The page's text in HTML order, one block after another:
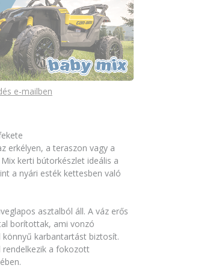
e-mailben
erkélyen, a teraszon vagy a
kerti bútorkészlet ideális a
a nyári esték kettesben való
asztalból áll. A váz erős
borítottak, ami vonzó
karbantartást biztosít.
a fokozott